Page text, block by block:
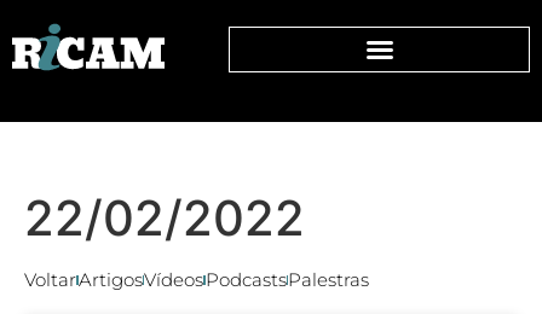
22/02/2022
VoltarArtigosVídeosPodcastsPalestras